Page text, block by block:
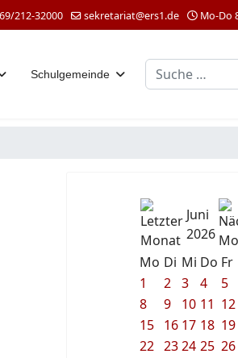
212-32000 sekretariat@ers1.de Mo-Do
Schulgemeinde Suchen
Juni
2026
Mo Di Mi Do Fr
1
2 3 4 5
8
9 10 11 12
15 16 17 18 19
22 2324 25 26